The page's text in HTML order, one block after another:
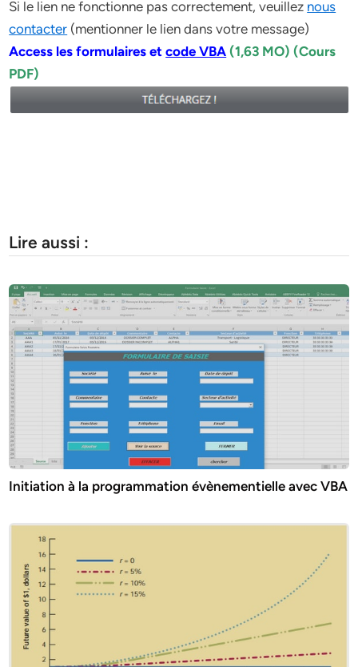
Si le lien ne fonctionne pas correctement, veuillez nous
contacter (mentionner le lien dans votre message)
Access les formulaires etcode VBA (1,63 MO) (Cours
PDF)
Lire aussi :
Initiation à la programmation évènementielle avec VBA